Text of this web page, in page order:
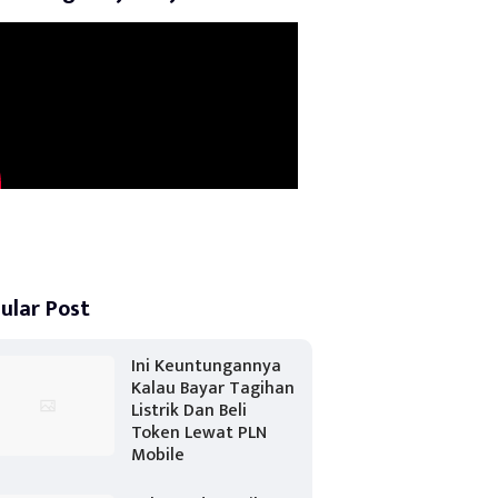
Post
Ini Keuntungannya
Kalau Bayar Tagihan
Listrik Dan Beli
Token Lewat PLN
Mobile